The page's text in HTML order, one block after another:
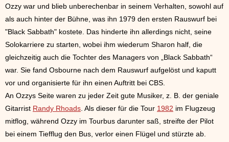
Ozzy war und blieb unberechenbar in seinem Verhalten, sowohl auf
als auch hinter der Bühne, was ihn 1979 den ersten Rauswurf bei
"Black Sabbath" kostete. Das hinderte ihn allerdings nicht, seine
Solokarriere zu starten, wobei ihm wiederum Sharon half, die
gleichzeitig auch die Tochter des Managers von „Black Sabbath“
war. Sie fand Osbourne nach dem Rauswurf aufgelöst und kaputt
vor und organisierte für ihn einen Auftritt bei CBS.
An Ozzys Seite waren zu jeder Zeit gute Musiker, z. B. der geniale
Gitarrist Randy Rhoads. Als dieser für die Tour 1982 im Flugzeug
mitflog, während Ozzy im Tourbus darunter saß, streifte der Pilot
bei einem Tiefflug den Bus, verlor einen Flügel und stürzte ab.